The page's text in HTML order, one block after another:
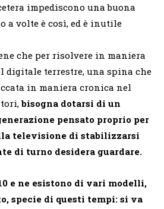
impediscono una buona
a volte è così, ed è inutile
che per risolvere in maniera
digitale terrestre, una spina che
in maniera cronica nel
bisogna dotarsi di un
pensato proprio per
televisione di stabilizzarsi
di turno desidera guardare.
e ne esistono di vari modelli,
specie di questi tempi: si va